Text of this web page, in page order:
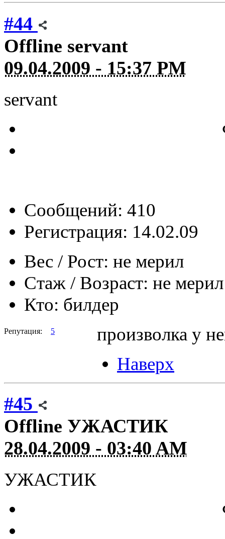
#44
Offline servant
09.04.2009 - 15:37 PM
servant
Сообщений: 410
Регистрация: 14.02.09
Вес / Рост: не мерил
Стаж / Возраст: не мерил
Кто: билдер
Репутация: 5
произволка у
Наверх
#45
Offline УЖАСТИК
28.04.2009 - 03:40 AM
УЖАСТИК